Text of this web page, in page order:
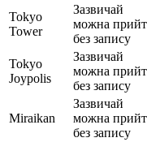
Tokyo
Tower
Зазвичай
можна
без запису
Tokyo
Joypolis
Зазвичай
можна
без запису
Miraikan
Зазвичай
можна
без запису